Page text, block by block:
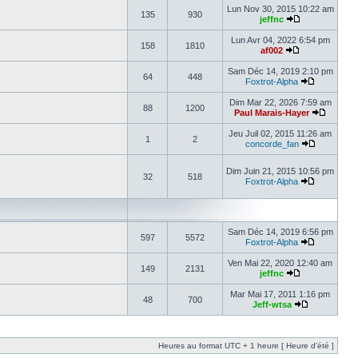
135 930
Lun Nov 30, 2015 10:22 am
jeffnc
158 1810
Lun Avr 04, 2022 6:54 pm
af002
64 448
Sam Déc 14, 2019 2:10 pm
Foxtrot-Alpha
88 1200
Dim Mar 22, 2026 7:59 am
Paul Marais-Hayer
1 2
Jeu Juil 02, 2015 11:26 am
concorde_fan
32 518
Dim Juin 21, 2015 10:56 pm
Foxtrot-Alpha
597 5572
Sam Déc 14, 2019 6:56 pm
Foxtrot-Alpha
149 2131
Ven Mai 22, 2020 12:40 am
jeffnc
48 700
Mar Mai 17, 2011 1:16 pm
Jeff-wtsa
Heures au format UTC + 1 heure [ Heure d’été ]